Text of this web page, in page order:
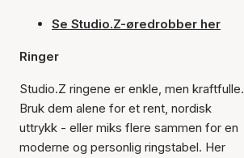
Se Studio.Z-øredrobber her
Ringer
Studio.Z ringene er enkle, men kraftfulle.
Bruk dem alene for et rent, nordisk
uttrykk - eller miks flere sammen for en
moderne og personlig ringstabel. Her